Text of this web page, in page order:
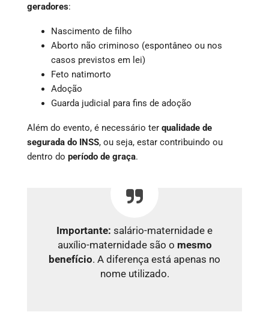
geradores:
Nascimento de filho
Aborto não criminoso (espontâneo ou nos
casos previstos em lei)
Feto natimorto
Adoção
Guarda judicial para fins de adoção
Além do evento, é necessário ter qualidade de
segurada do INSS, ou seja, estar contribuindo ou
dentro do período de graça.
Importante: salário-maternidade e
auxílio-maternidade são o mesmo
benefício. A diferença está apenas no
nome utilizado.